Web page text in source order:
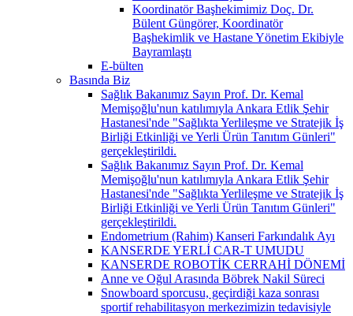
Koordinatör Başhekimimiz Doç. Dr.
Bülent Güngörer, Koordinatör
Başhekimlik ve Hastane Yönetim Ekibiyle
Bayramlaştı
E-bülten
Basında Biz
Sağlık Bakanımız Sayın Prof. Dr. Kemal
Memişoğlu'nun katılımıyla Ankara Etlik Şehir
Hastanesi'nde "Sağlıkta Yerlileşme ve Stratejik İş
Birliği Etkinliği ve Yerli Ürün Tanıtım Günleri"
gerçekleştirildi.
Sağlık Bakanımız Sayın Prof. Dr. Kemal
Memişoğlu'nun katılımıyla Ankara Etlik Şehir
Hastanesi'nde "Sağlıkta Yerlileşme ve Stratejik İş
Birliği Etkinliği ve Yerli Ürün Tanıtım Günleri"
gerçekleştirildi.
Endometrium (Rahim) Kanseri Farkındalık Ayı
KANSERDE YERLİ CAR-T UMUDU
KANSERDE ROBOTİK CERRAHİ DÖNEMİ
Anne ve Oğul Arasında Böbrek Nakil Süreci
Snowboard sporcusu, geçirdiği kaza sonrası
sportif rehabilitasyon merkezimizin tedavisiyle